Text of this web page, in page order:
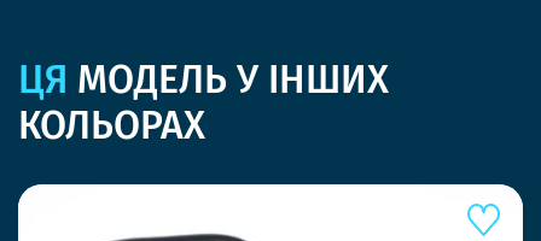
ЦЯ МОДЕЛЬ У ІНШИХ
КОЛЬОРАХ